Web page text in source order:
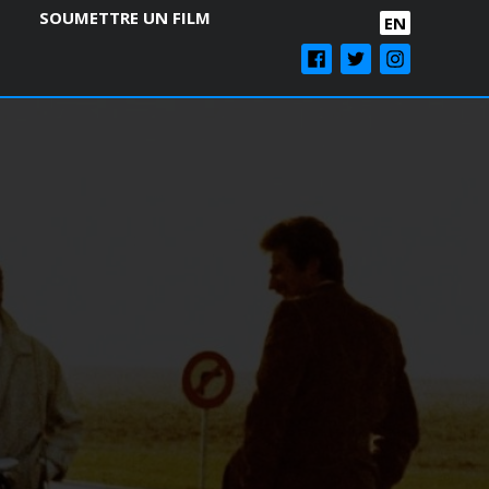
SOUMETTRE UN FILM EN